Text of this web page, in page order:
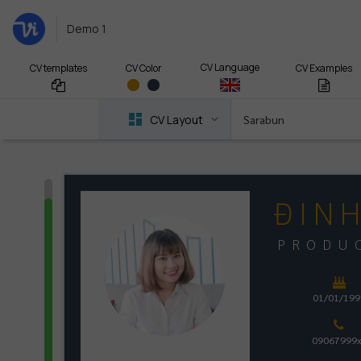
Demo 1
CV templates CV Color CV Language CV Examples
CV Layout Sarabun
01/01/